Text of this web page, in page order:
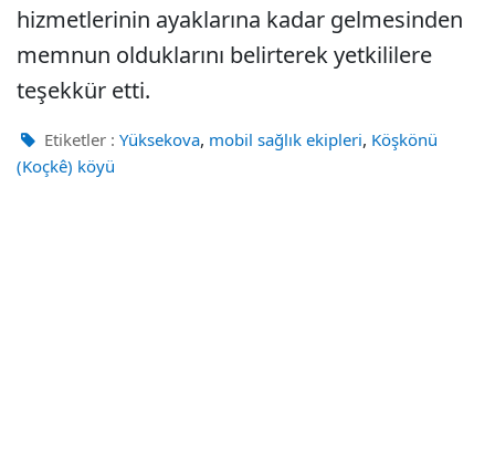
hizmetlerinin ayaklarına kadar gelmesinden
memnun olduklarını belirterek yetkililere
teşekkür etti.
Etiketler : Yüksekova, mobil sağlık ekipleri, Köşkönü
(Koçkê) köyü